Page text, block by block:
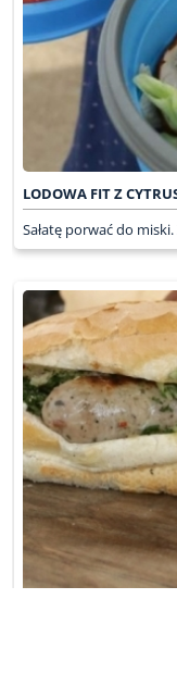
LODOWA FIT Z
Sałatę porwać do